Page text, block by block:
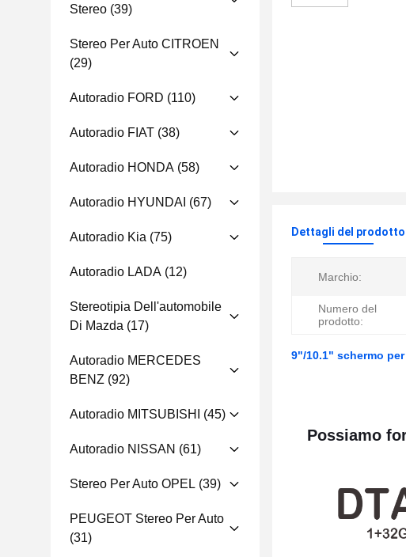
Stereo (39)
Stereo Per Auto CITROEN
(29)
Autoradio FORD (110)
Autoradio FIAT (38)
Autoradio HONDA (58)
Autoradio HYUNDAI (67)
Autoradio Kia (75)
Autoradio LADA (12)
Stereotipia Dell'automobile
Di Mazda (17)
Autoradio MERCEDES
BENZ (92)
Autoradio MITSUBISHI (45)
Autoradio NISSAN (61)
Stereo Per Auto OPEL (39)
PEUGEOT Stereo Per Auto
(31)
Dettagli del prodotto
Marchio:
Numero del
prodotto:
9"/10.1" schermo
Possiamo